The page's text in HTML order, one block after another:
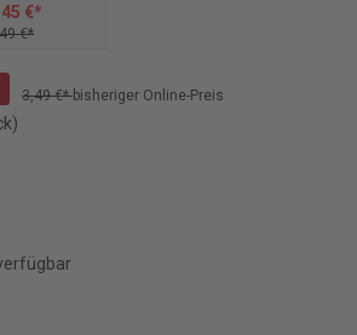
€*
€*
3,49 €*bisheriger Online-Preis